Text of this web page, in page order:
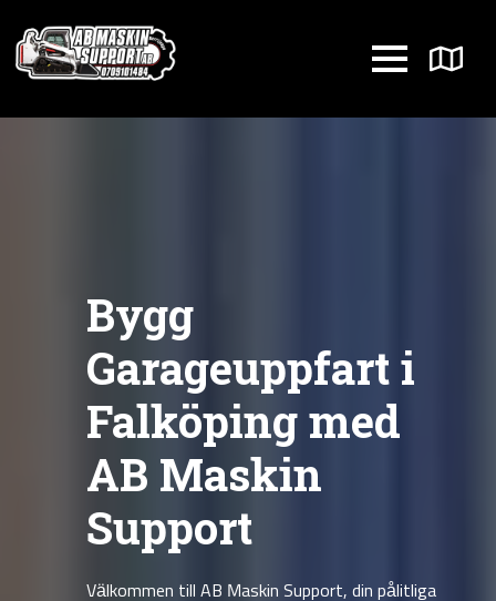
Bygg
Garageuppfart i
Falköping med
AB Maskin
Support
Välkommen till AB Maskin Support, din pålitliga